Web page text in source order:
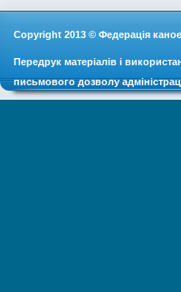
Copyright 2013 © Федерація
Передрук матеріалів і
письмового дозволу